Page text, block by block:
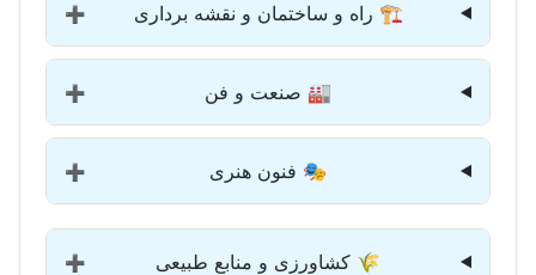
🏗️ راه و ساختمان و نقشه برداری ➕
🏭 صنعت و فن ➕
🎭 فنون هنری ➕
🌾 کشاورزی و منابع طبیعی ➕